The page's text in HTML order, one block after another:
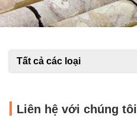
Tất cả các loại
Liên hệ với chúng tôi